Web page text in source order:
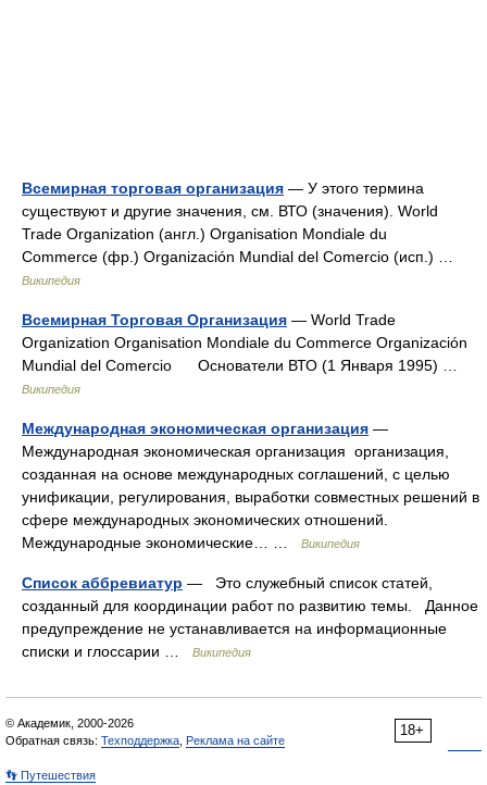
Всемирная торговая организация — У этого термина
существуют и другие значения, см. ВТО (значения). World
Trade Organization (англ.) Organisation Mondiale du
Commerce (фр.) Organización Mundial del Comercio (исп.) …
Википедия
Всемирная Торговая Организация — World Trade
Organization Organisation Mondiale du Commerce Organización
Mundial del Comercio Основатели ВТО (1 Января 1995) …
Википедия
Международная экономическая организация —
Международная экономическая организация организация,
созданная на основе международных соглашений, с целью
унификации, регулирования, выработки совместных решений в
сфере международных экономических отношений.
Международные экономические… …
Википедия
Список аббревиатур — Это служебный список статей,
созданный для координации работ по развитию темы. Данное
предупреждение не устанавливается на информационные
списки и глоссарии …
Википедия
18+
© Академик, 2000-2026
Обратная связь: Техподдержка Реклама на сайте
👣 Путешествия